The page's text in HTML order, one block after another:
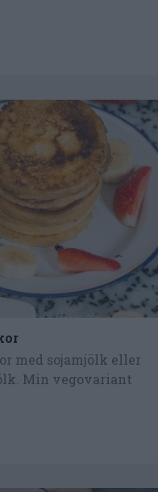
med sojamjölk eller
Min vegovariant